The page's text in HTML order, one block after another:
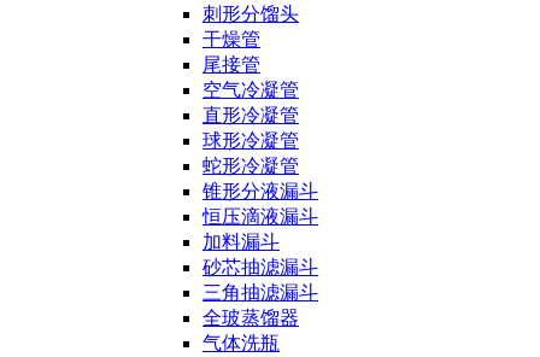
刺形分馏头
干燥管
尾接管
空气冷凝管
直形冷凝管
球形冷凝管
蛇形冷凝管
锥形分液漏斗
恒压滴液漏斗
加料漏斗
砂芯抽滤漏斗
三角抽滤漏斗
全玻蒸馏器
气体洗瓶